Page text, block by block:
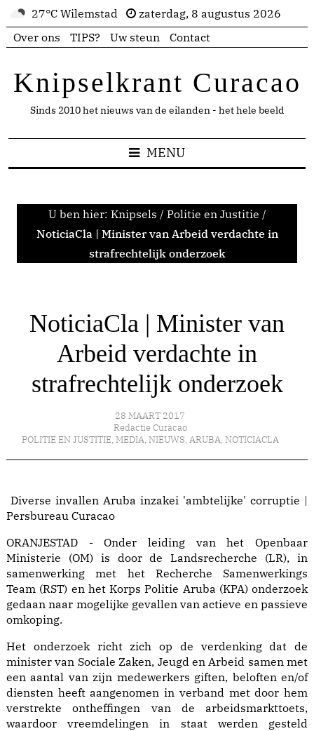
27°C Wilemstad
zaterdag, 8 augustus 2026
Over ons
TIPS? Uw steun Contact
Knipselkrant Curacao
Sinds 2010 het nieuws van de eilanden - het hele beeld
MENU
U ben hier: Knipsels / Politie en Justitie /
NoticiaCla | Minister van Arbeid verdachte in
strafrechtelijk onderzoek
NoticiaCla | Minister van
Arbeid verdachte in
strafrechtelijk onderzoek
28 MAART 2017
Redactie Curacao
POLITIE EN JUSTITIE, MEDIA, NIEUWS, ARUBA, NOTICIACLA
Diverse invallen Aruba inzakei 'ambtelijke' corruptie |
Persbureau Curacao
ORANJESTAD - Onder leiding van het Openbaar
Ministerie (OM) is door de Landsrecherche (LR), in
samenwerking met het Recherche Samenwerkings
Team (RST) en het Korps Politie Aruba (KPA) onderzoek
gedaan naar mogelijke gevallen van actieve en passieve
omkoping.
Het onderzoek richt zich op de verdenking dat de
minister van Sociale Zaken, Jeugd en Arbeid samen met
een aantal van zijn medewerkers giften, beloften en/of
diensten heeft aangenomen in verband met door hem
verstrekte ontheffingen van de arbeidsmarkttoets,
waardoor vreemdelingen in staat werden gesteld